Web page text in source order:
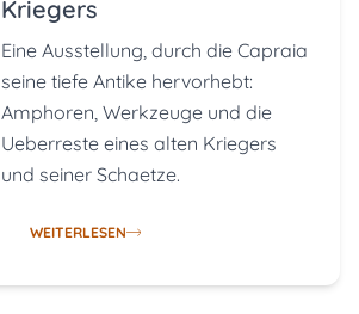
Kriegers
Eine Ausstellung, durch die Capraia
seine tiefe Antike hervorhebt:
Amphoren, Werkzeuge und die
Ueberreste eines alten Kriegers
und seiner Schaetze.
WEITERLESEN